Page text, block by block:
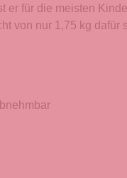
er für die meisten
von nur 1,75 kg